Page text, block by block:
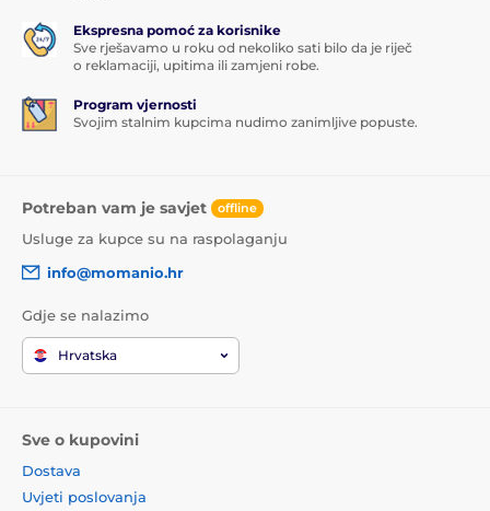
Ekspresna pomoć za korisnike
Sve rješavamo u roku od nekoliko sati bilo da je riječ
o reklamaciji, upitima ili zamjeni robe.
Program vjernosti
Svojim stalnim kupcima nudimo zanimljive popuste.
Potreban vam je savjet offline
Usluge za kupce su na raspolaganju
info@momanio.hr
Gdje se nalazimo
Hrvatska
Sve o kupovini
Dostava
Uvjeti poslovanja